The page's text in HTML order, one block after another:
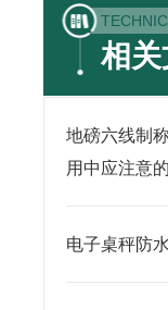
相
地磅六线制
用中应注意
电子桌秤防